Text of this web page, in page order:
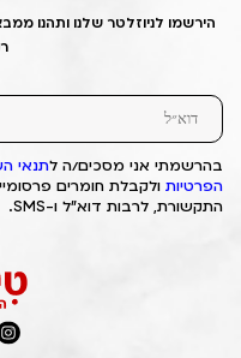
הירשמו לניוזלטר שלנו ותהנו
בהרשמתי אני מסכים/ה לתנאי
הפרטיות ולקבלת חומרים
התקשורת, לרבות דוא"ל ו-SMS.